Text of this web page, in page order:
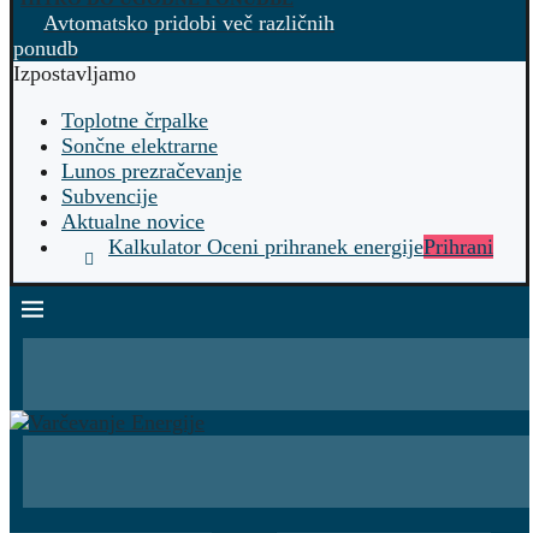
Avtomatsko pridobi več različnih
ponudb
Izpostavljamo
Toplotne črpalke
Sončne elektrarne
Lunos prezračevanje
Subvencije
Aktualne novice
Kalkulator Oceni prihranek energijePrihrani